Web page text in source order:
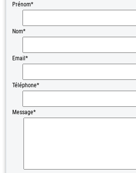
Prénom*
Nom*
Email*
Téléphone*
Message*